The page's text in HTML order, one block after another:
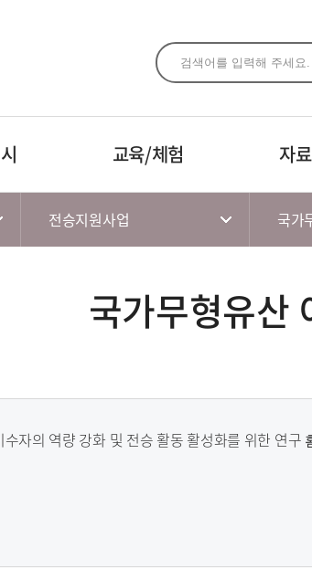
교육/체험 자
전승지원사업 국가
국가무형유산
자의 역량 강화 및 전승 활동 활성화를 위한 연구